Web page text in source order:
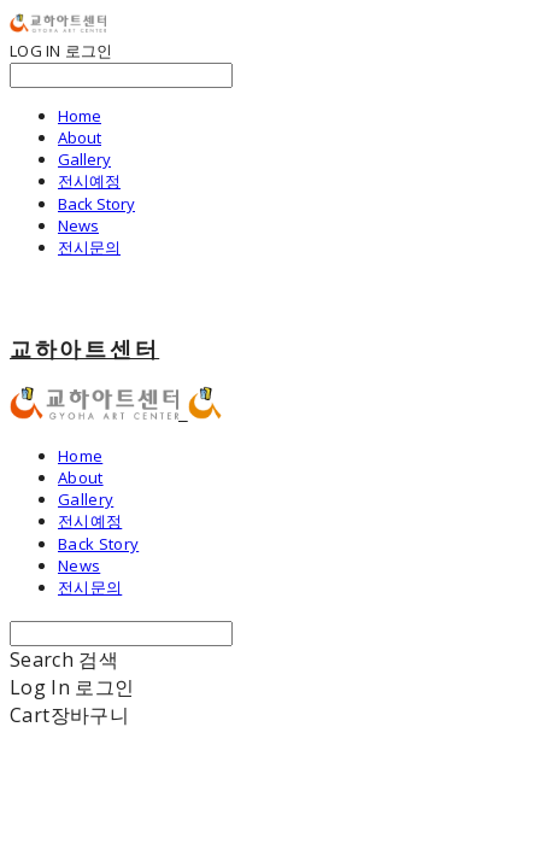
LOG IN 로그인
Home
About
Gallery
전시예정
Back Story
News
전시문의
교하아트센터
Home
About
Gallery
전시예정
Back Story
News
전시문의
Search 검색
Log In 로그인
Cart장바구니